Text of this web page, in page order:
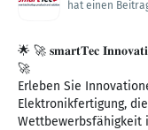
hat einen
🌟 🚀 𝐬𝐦𝐚𝐫𝐭𝐓𝐞𝐜
🚀
Erleben Sie
Elektronikfertigung,
Wettbewerbsfähigkeit